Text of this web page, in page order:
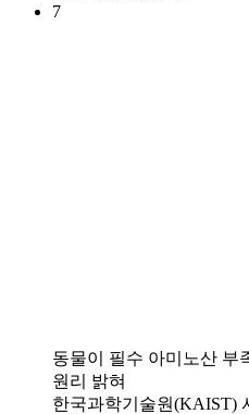
7
동물이 필수 아미노산 부
원리 밝혀
한국과학기술원(KAIST)